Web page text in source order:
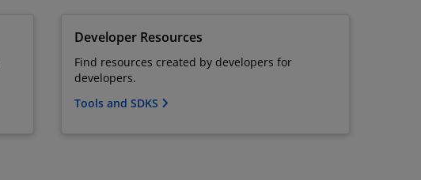
Developer Resources
Find resources created by developers for
developers.
Tools and SDKS